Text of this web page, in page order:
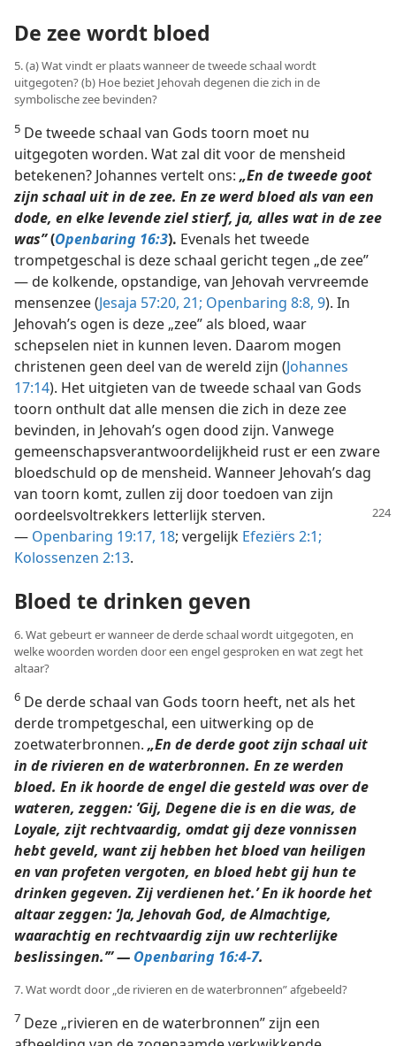
De zee wordt bloed
5. (a) Wat vindt er plaats wanneer de tweede schaal wordt
uitgegoten? (b) Hoe beziet Jehovah degenen die zich in de
symbolische zee bevinden?
5 De tweede schaal van Gods toorn moet nu
uitgegoten worden. Wat zal dit voor de mensheid
betekenen? Johannes vertelt ons: „En de tweede goot
zijn schaal uit in de zee. En ze werd bloed als van een
dode, en elke levende ziel stierf, ja, alles wat in de zee
was”(Openbaring 16:3). Evenals het tweede
trompetgeschal is deze schaal gericht tegen „de zee”
— de kolkende, opstandige, van Jehovah vervreemde
mensenzee (Jesaja 57:20, 21; Openbaring 8:8, 9). In
Jehovah’s ogen is deze „zee” als bloed, waar
schepselen niet in kunnen leven. Daarom mogen
christenen geen deel van de wereld zijn (Johannes
17:14). Het uitgieten van de tweede schaal van Gods
toorn onthult dat alle mensen die zich in deze zee
bevinden, in Jehovah’s ogen dood zijn. Vanwege
gemeenschapsverantwoordelijkheid rust er een zware
bloedschuld op de mensheid. Wanneer Jehovah’s dag
van toorn komt, zullen zij door toedoen van zijn
oordeelsvoltrekkers letterlijk sterven.
— Openbaring 19:17, 18; vergelijk Efeziërs 2:1;
Kolossenzen 2:13.
Bloed te drinken geven
6. Wat gebeurt er wanneer de derde schaal wordt uitgegoten, en
welke woorden worden door een engel gesproken en wat zegt het
altaar?
6 De derde schaal van Gods toorn heeft, net als het
derde trompetgeschal, een uitwerking op de
zoetwaterbronnen. „En de derde goot zijn schaal uit
in de rivieren en de waterbronnen. En ze werden
bloed. En ik hoorde de engel die gesteld was over de
wateren, zeggen: ’Gij, Degene die is en die was, de
Loyale, zijt rechtvaardig, omdat gij deze vonnissen
hebt geveld, want zij hebben het bloed van heiligen
en van profeten vergoten, en bloed hebt gij hun te
drinken gegeven. Zij verdienen het.’ En ik hoorde het
altaar zeggen: ’Ja, Jehovah God, de Almachtige,
waarachtig en rechtvaardig zijn uw rechterlijke
beslissingen.’” — Openbaring 16:4-7.
7. Wat wordt door „de rivieren en de waterbronnen” afgebeeld?
7 Deze „rivieren en de waterbronnen” zijn een